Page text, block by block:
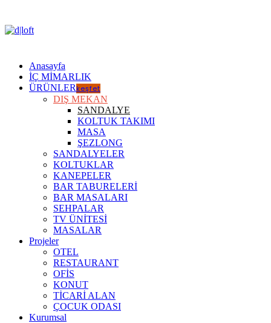
Anasayfa
İÇ MİMARLIK
ÜRÜNLERkeşfet
DIŞ MEKAN
SANDALYE
KOLTUK TAKIMI
MASA
ŞEZLONG
SANDALYELER
KOLTUKLAR
KANEPELER
BAR TABURELERİ
BAR MASALARI
SEHPALAR
TV ÜNİTESİ
MASALAR
Projeler
OTEL
RESTAURANT
OFİS
KONUT
TİCARİ ALAN
ÇOCUK ODASI
Kurumsal